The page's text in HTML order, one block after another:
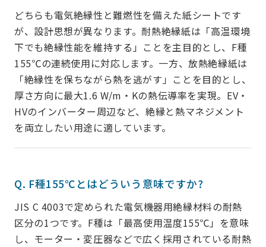
どちらも電気絶縁性と難燃性を備えた紙シートです
が、設計思想が異なります。耐熱絶縁紙は「高温環境
下でも絶縁性能を維持する」ことを主目的とし、F種
155℃の連続使用に対応します。一方、放熱絶縁紙は
「絶縁性を保ちながら熱を逃がす」ことを目的とし、
厚さ方向に最大1.6 W/m・Kの熱伝導率を実現。EV・
HVのインバーター周辺など、絶縁と熱マネジメント
を両立したい用途に適しています。
Q. F種155℃とはどういう意味ですか?
JIS C 4003で定められた電気機器用絶縁材料の耐熱
区分の1つです。F種は「最高使用温度155℃」を意味
し、モーター・変圧器などで広く採用されている耐熱